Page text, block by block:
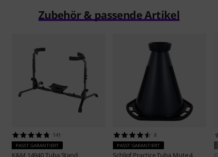
Zubehör & passende Artikel
141
PASST GARANTIERT
K&M 14940 Tuba Stand
8
PASST GARANTIERT
SchlipfPractice Tuba Mute 4